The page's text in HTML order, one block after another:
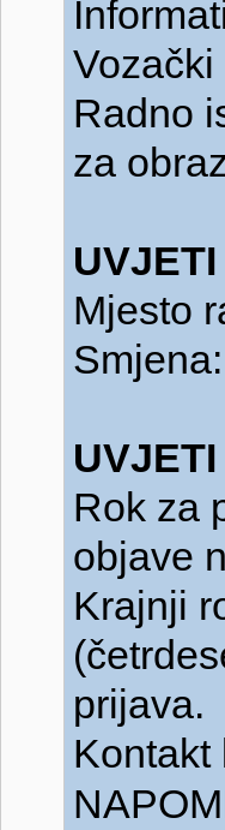
Radno
za
Mjesto
Rok za
objave
Krajnji
prijava.